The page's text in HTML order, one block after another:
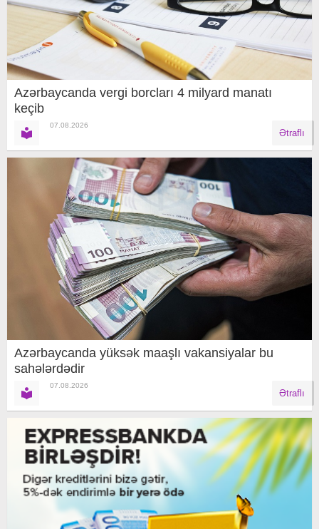
Azərbaycanda vergi borcları 4 milyard manatı
keçib
07.08.2026
Ətraflı
Azərbaycanda yüksək maaşlı vakansiyalar bu
sahələrdədir
07.08.2026
Ətraflı